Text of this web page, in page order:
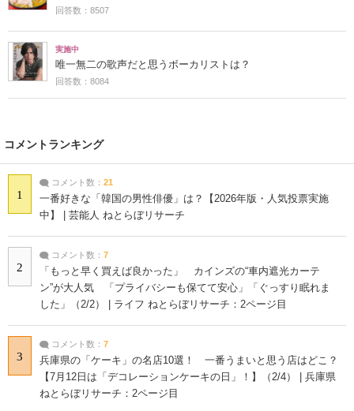
回答数：8507
実施中
唯一無二の歌声だと思うボーカリストは？
回答数：8084
コメントランキング
1
コメント数： 21
一番好きな「韓国の男性俳優」は？【2026年版・人気投票実施
中】 | 芸能人 ねとらぼリサーチ
2
コメント数： 7
「もっと早く買えば良かった」 カインズの“車内遮光カーテ
ン”が大人気 「プライバシーも保てて安心」「ぐっすり眠れま
した」（2/2） | ライフ ねとらぼリサーチ：2ページ目
3
コメント数： 7
兵庫県の「ケーキ」の名店10選！ 一番うまいと思う店はどこ？
【7月12日は「デコレーションケーキの日」！】（2/4） | 兵庫県
ねとらぼリサーチ：2ページ目